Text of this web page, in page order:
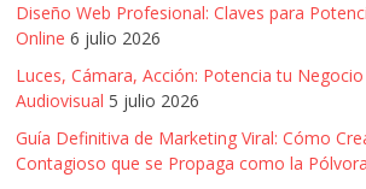
Interactivo,
Medios,
Publicidad,
Marketing,
Campañas
Publicitarias,
Diseño Web Profesional: Claves para
Online 6 julio 2026
Luces, Cámara, Acción: Potencia tu
Audiovisual 5 julio 2026
Guía Definitiva de Marketing Viral: Cómo
Contagioso que se Propaga como la Pólvora